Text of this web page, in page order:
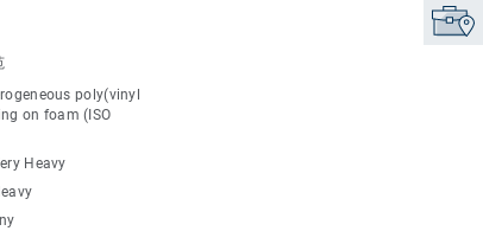
找到销
色
有20–40% 的光
无缝安装，适配
poly(vinyl
on foam (ISO
Heavy